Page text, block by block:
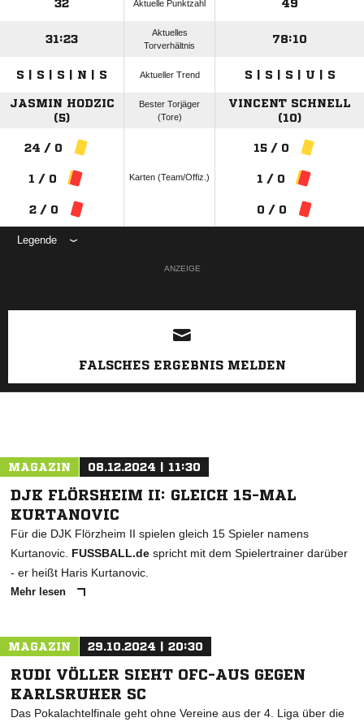
32 Aktuelle Punktzahl 49
31:23
Aktuelles
Torverhältnis
78:10
S | S | S | N | S Aktueller Trend S | S | S | U | S
JASMIN HODZIC
(5)
Bester Torjäger
(Tore)
VINCENT SCHNELL
(10)
24 / 0
1 / 0
2 / 0
Karten (Team/Offiz.)
15 / 0
1 / 0
0 / 0
Legende
ANZEIGE
FALSCHES ERGEBNIS MELDEN
MAGAZIN 08.12.2024 | 11:30
DJK FLÖRSHEIM II: GLEICH 15-MAL
KURTANOVIC
Für die DJK Flörzheim II spielen gleich 15 Spieler namens
Kurtanovic. FUSSBALL.de spricht mit dem Spielertrainer darüber
- er heißt Haris Kurtanovic.
Mehr lesen
MAGAZIN 29.10.2024 | 20:30
RUDI VÖLLER SIEHT OFC-AUS GEGEN
KARLSRUHER SC
Das Pokalachtelfinale geht ohne Vereine aus der 4. Liga über die